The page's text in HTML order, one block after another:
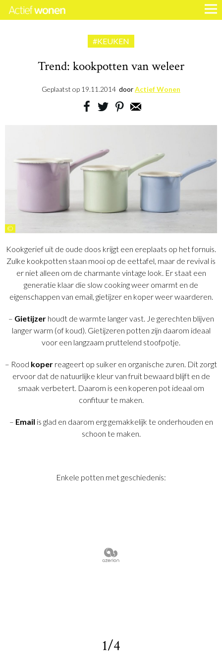
#KEUKEN
Trend: kookpotten van weleer
Geplaatst op 19.11.2014 doorActief Wonen
©
Kookgerief uit de oude doos krijgt een ereplaats op het fornuis.
Zulke kookpotten staan mooi op de eettafel, maar de revival is
er niet alleen om de charmante vintage look. Er staat een
generatie klaar die slow cooking weer omarmt en de
eigenschappen van email, gietijzer en koper weer waarderen.
– Gietijzerhoudt de warmte langer vast. Je gerechten blijven
langer warm (of koud). Gietijzeren potten zijn daarom ideaal
voor een langzaam pruttelend stoofpotje.
– Rood koper reageert op suiker en organische zuren. Dit zorgt
ervoor dat de natuurlijke kleur van fruit bewaard blijft en de
smaak verbetert. Daarom is een koperen pot ideaal om
confituur te maken.
– Email is glad en daarom erg gemakkelijk te onderhouden en
schoon te maken.
Enkele potten met geschiedenis:
1/4